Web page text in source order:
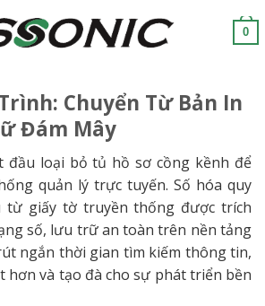
0
Chuyển Từ Bản In
Đám Mây
đầu loại bỏ tủ hồ sơ cồng kềnh để
quản lý trực tuyến. Số hóa quy
giấy tờ truyền thống được trích
số, lưu trữ an toàn trên nền tảng
ngắn thời gian tìm kiếm thông tin,
hơn và tạo đà cho sự phát triển bền